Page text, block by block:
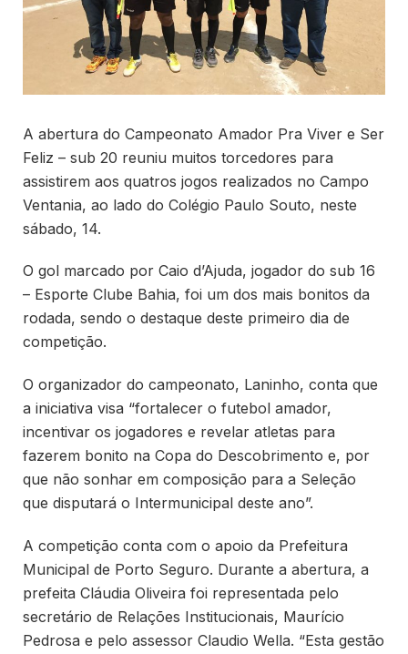
A abertura do Campeonato Amador Pra Viver e Ser
Feliz – sub 20 reuniu muitos torcedores para
assistirem aos quatros jogos realizados no Campo
Ventania, ao lado do Colégio Paulo Souto, neste
sábado, 14.
O gol marcado por Caio d’Ajuda, jogador do sub 16
– Esporte Clube Bahia, foi um dos mais bonitos da
rodada, sendo o destaque deste primeiro dia de
competição.
O organizador do campeonato, Laninho, conta que
a iniciativa visa “fortalecer o futebol amador,
incentivar os jogadores e revelar atletas para
fazerem bonito na Copa do Descobrimento e, por
que não sonhar em composição para a Seleção
que disputará o Intermunicipal deste ano”.
A competição conta com o apoio da Prefeitura
Municipal de Porto Seguro. Durante a abertura, a
prefeita Cláudia Oliveira foi representada pelo
secretário de Relações Institucionais, Maurício
Pedrosa e pelo assessor Claudio Wella. “Esta gestão